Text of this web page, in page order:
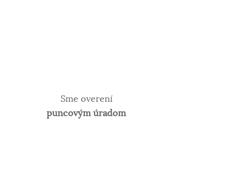
Sme overení
puncovým úradom